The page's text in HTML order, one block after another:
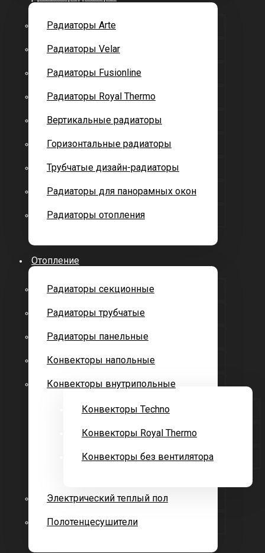
Радиаторы Arte
Радиаторы Velar
Радиаторы Fusionline
Радиаторы Royal Thermo
Вертикальные радиаторы
Горизонтальные радиаторы
Трубчатые дизайн-радиаторы
Радиаторы для панорамных окон
Радиаторы отопления
Отопление
Радиаторы секционные
Радиаторы трубчатые
Радиаторы панельные
Конвекторы напольные
Конвекторы внутрипольные
Конвекторы Techno
Конвекторы Royal Thermo
Конвекторы без вентилятора
Электрический теплый пол
Полотенцесушители